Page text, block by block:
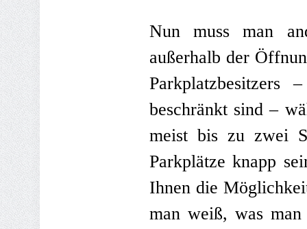
Nun muss man
außerhalb der
beschränkt sind –
meist bis zu zwei
Parkplätze knapp
Ihnen die
man weiß, was